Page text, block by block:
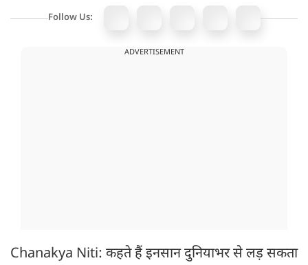
Follow Us:
ADVERTISEMENT
Chanakya Niti: कहते हैं इनसान दुनियाभर से लड़ सकता